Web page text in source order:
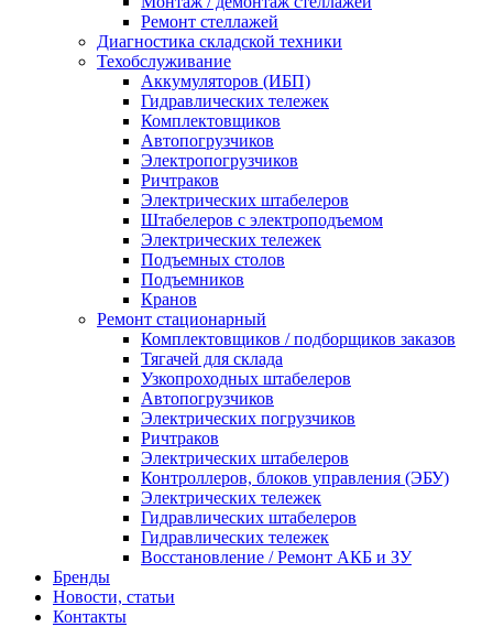
Ремонт стеллажей
Диагностика складской техники
Техобслуживание
Аккумуляторов (ИБП)
Гидравлических тележек
Комплектовщиков
Автопогрузчиков
Электропогрузчиков
Ричтраков
Электрических штабелеров
Штабелеров с электроподъемом
Электрических тележек
Подъемных столов
Подъемников
Кранов
Ремонт стационарный
Комплектовщиков / подборщиков заказов
Тягачей для склада
Узкопроходных штабелеров
Автопогрузчиков
Электрических погрузчиков
Ричтраков
Электрических штабелеров
Контроллеров, блоков управления (ЭБУ)
Электрических тележек
Гидравлических штабелеров
Гидравлических тележек
Восстановление / Ремонт АКБ и ЗУ
Бренды
Новости, статьи
Контакты